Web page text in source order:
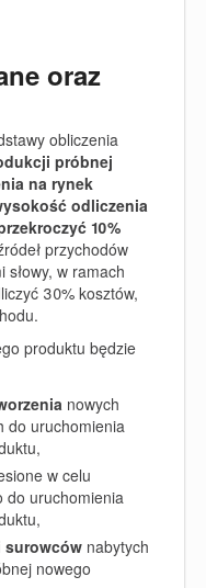
oraz
obliczenia
próbnej
na rynek
odliczenia
10%
przychodów
słowy, w ramach
30% kosztów,
produktu będzie
nowych
do uruchomienia
w celu
do uruchomienia
surowców nabytych
nowego